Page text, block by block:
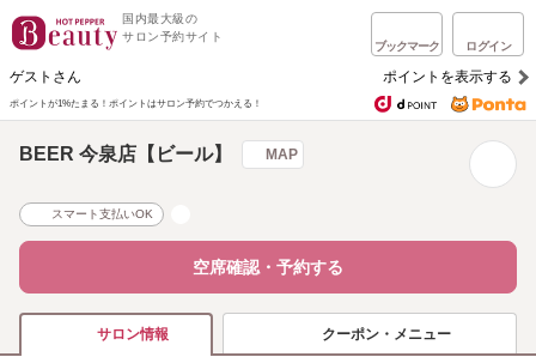
国内最大級の
サロン予約サイト
ブックマーク ログイン
ゲストさん ポイントを表示する
ポイントが1%たまる！ ポイントはサロン予約でつかえる！
BEER 今泉店【ビール】 MAP
スマート支払いOK
空席確認・予約する
サロン情報 クーポン・メニュー